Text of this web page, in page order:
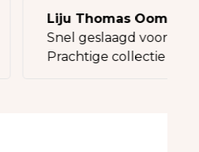
Liju Thomas Oommen
Snel geslaagd voor een
Prachtige collectie tassen.